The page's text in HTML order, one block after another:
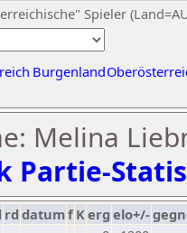
Spieler
Burgenland
Melina
Partie-
rd datumf Kerg elo+/-